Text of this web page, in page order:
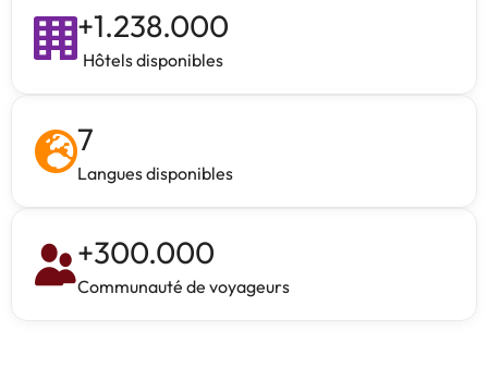
+1.238.000
Hôtels disponibles
7
Langues disponibles
+300.000
Communauté de voyageurs